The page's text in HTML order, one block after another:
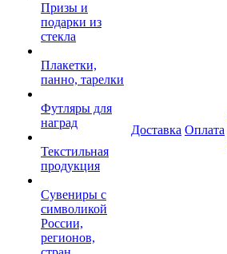
Призы и
подарки из
стекла
Плакетки,
панно, тарелки
Футляры для
наград
Текстильная
продукция
Сувениры с
символикой
России,
регионов,
Доставка Оплата